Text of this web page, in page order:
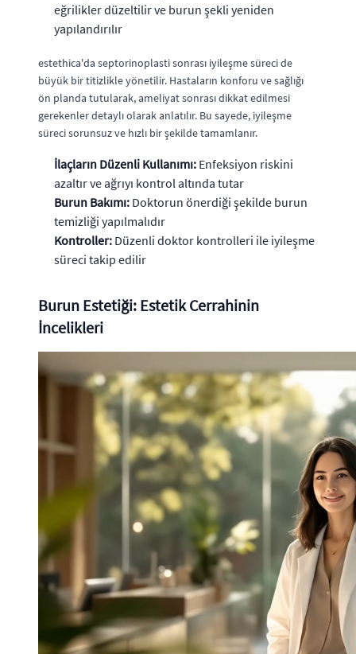
eğrilikler düzeltilir ve burun şekli yeniden
yapılandırılır
estethica'da septorinoplasti sonrası iyileşme süreci de
büyük bir titizlikle yönetilir. Hastaların konforu ve sağlığı
ön planda tutularak, ameliyat sonrası dikkat edilmesi
gerekenler detaylı olarak anlatılır. Bu sayede, iyileşme
süreci sorunsuz ve hızlı bir şekilde tamamlanır.
İlaçların Düzenli Kullanımı: Enfeksiyon riskini
azaltır ve ağrıyı kontrol altında tutar
Burun Bakımı: Doktorun önerdiği şekilde burun
temizliği yapılmalıdır
Kontroller: Düzenli doktor kontrolleri ile iyileşme
süreci takip edilir
Burun Estetiği: Estetik Cerrahinin
İncelikleri